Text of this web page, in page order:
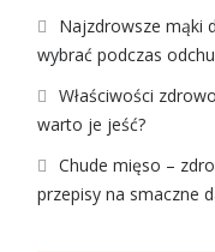
Najzdrowsze mąki
wybrać podczas
Właściwości
warto je jeść?
Chude mięso –
przepisy na smaczne